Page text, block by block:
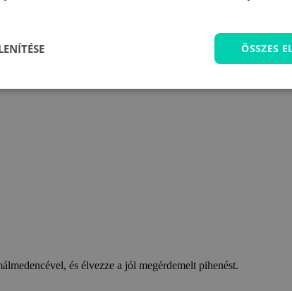
és élvezze a jól megérdemelt pihenést.
ÖSSZES